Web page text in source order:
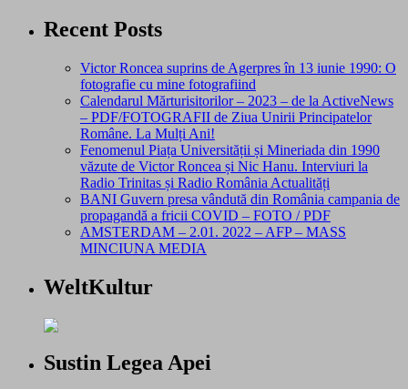
Recent Posts
Victor Roncea suprins de Agerpres în 13 iunie 1990: O
fotografie cu mine fotografiind
Calendarul Mărturisitorilor – 2023 – de la ActiveNews
– PDF/FOTOGRAFII de Ziua Unirii Principatelor
Române. La Mulți Ani!
Fenomenul Piața Universității și Mineriada din 1990
văzute de Victor Roncea și Nic Hanu. Interviuri la
Radio Trinitas și Radio România Actualități
BANI Guvern presa vândută din România campania de
propagandă a fricii COVID – FOTO / PDF
AMSTERDAM – 2.01. 2022 – AFP – MASS
MINCIUNA MEDIA
WeltKultur
Sustin Legea Apei